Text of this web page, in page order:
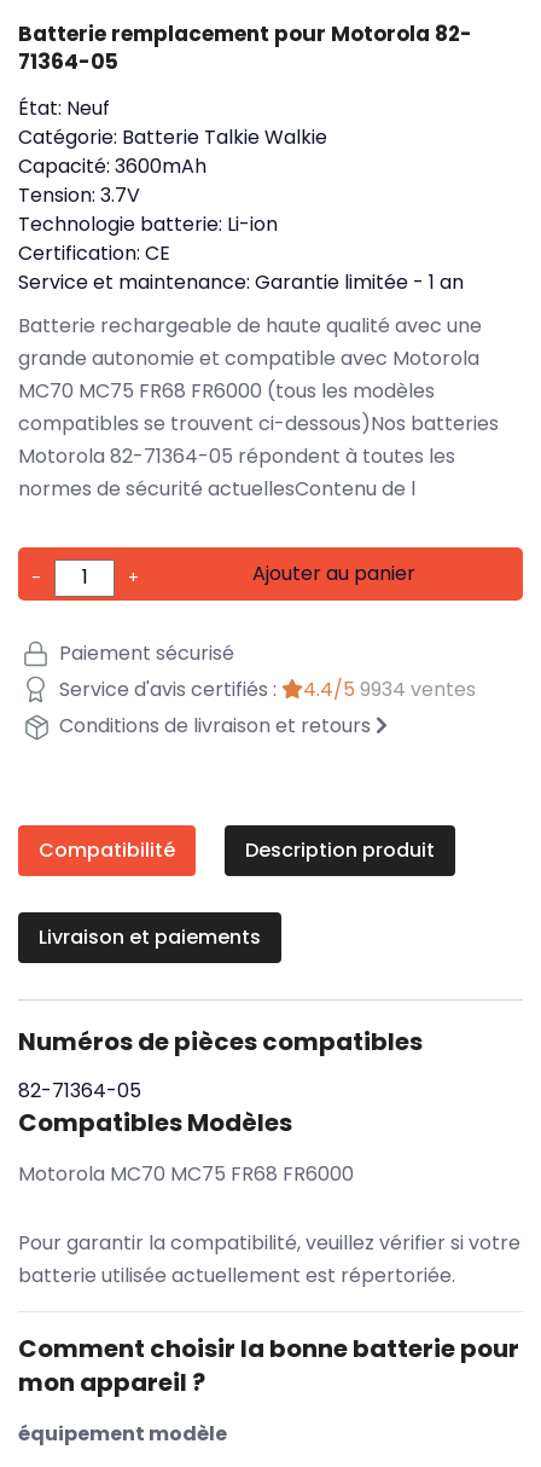
Batterie remplacement pour Motorola 82-
71364-05
État: Neuf
Catégorie: Batterie Talkie Walkie
Capacité: 3600mAh
Tension: 3.7V
Technologie batterie: Li-ion
Certification: CE
Service et maintenance: Garantie limitée - 1 an
Batterie rechargeable de haute qualité avec une
grande autonomie et compatible avec Motorola
MC70 MC75 FR68 FR6000 (tous les modèles
compatibles se trouvent ci-dessous)Nos batteries
Motorola 82-71364-05 répondent à toutes les
normes de sécurité actuellesContenu de l
- + Ajouter au panier
Paiement sécurisé
Service d'avis certifiés :
4.4/5 9934 ventes
Conditions de livraison et retours
Compatibilité Description produit
Livraison et paiements
Numéros de pièces compatibles
82-71364-05
Compatibles Modèles
Motorola MC70 MC75 FR68 FR6000
Pour garantir la compatibilité, veuillez vérifier si votre
batterie utilisée actuellement est répertoriée.
Comment choisir la bonne batterie pour
mon appareil ?
équipement modèle